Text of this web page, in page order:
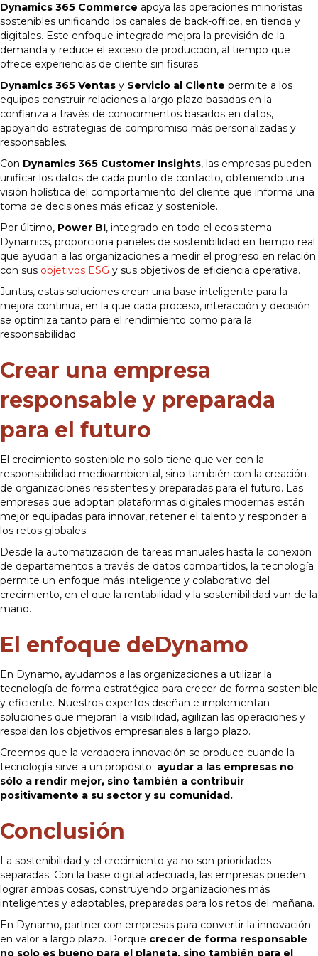
Dynamics 365 Commerce apoya las operaciones minoristas
sostenibles unificando los canales de back-office, en tienda y
digitales. Este enfoque integrado mejora la previsión de la
demanda y reduce el exceso de producción, al tiempo que
ofrece experiencias de cliente sin fisuras.
Dynamics 365 Ventas y Servicio al Cliente permite a los
equipos construir relaciones a largo plazo basadas en la
confianza a través de conocimientos basados en datos,
apoyando estrategias de compromiso más personalizadas y
responsables.
Con Dynamics 365 Customer Insights, las empresas pueden
unificar los datos de cada punto de contacto, obteniendo una
visión holística del comportamiento del cliente que informa una
toma de decisiones más eficaz y sostenible.
Por último, Power BI, integrado en todo el ecosistema
Dynamics, proporciona paneles de sostenibilidad en tiempo real
que ayudan a las organizaciones a medir el progreso en relación
con sus objetivos ESG y sus objetivos de eficiencia operativa.
Juntas, estas soluciones crean una base inteligente para la
mejora continua, en la que cada proceso, interacción y decisión
se optimiza tanto para el rendimiento como para la
responsabilidad.
Crear una empresa
responsable y preparada
para el futuro
El crecimiento sostenible no solo tiene que ver con la
responsabilidad medioambiental, sino también con la creación
de organizaciones resistentes y preparadas para el futuro. Las
empresas que adoptan plataformas digitales modernas están
mejor equipadas para innovar, retener el talento y responder a
los retos globales.
Desde la automatización de tareas manuales hasta la conexión
de departamentos a través de datos compartidos, la tecnología
permite un enfoque más inteligente y colaborativo del
crecimiento, en el que la rentabilidad y la sostenibilidad van de la
mano.
El enfoque deDynamo
En Dynamo, ayudamos a las organizaciones a utilizar la
tecnología de forma estratégica para crecer de forma sostenible
y eficiente. Nuestros expertos diseñan e implementan
soluciones que mejoran la visibilidad, agilizan las operaciones y
respaldan los objetivos empresariales a largo plazo.
Creemos que la verdadera innovación se produce cuando la
tecnología sirve a un propósito: ayudar a las empresas no
sólo a rendir mejor, sino también a contribuir
positivamente a su sector y su comunidad.
Conclusión
La sostenibilidad y el crecimiento ya no son prioridades
separadas. Con la base digital adecuada, las empresas pueden
lograr ambas cosas, construyendo organizaciones más
inteligentes y adaptables, preparadas para los retos del mañana.
En Dynamo, partner con empresas para convertir la innovación
en valor a largo plazo. Porque crecer de forma responsable
no solo es bueno para el planeta, sino también para el